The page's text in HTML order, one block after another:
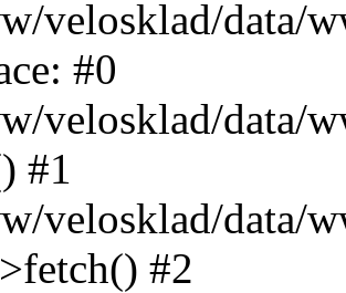
velosklad/data/
#0
velosklad/data/
#1
velosklad/data/
#2